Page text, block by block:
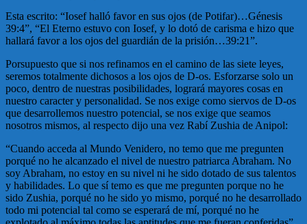
Esta escrito: “Iosef halló favor en sus ojos (de Potifar)…Génesis
39:4”, “El Eterno estuvo con Iosef, y lo dotó de carisma e hizo que
hallará favor a los ojos del guardián de la prisión…39:21”.
Porsupuesto que si nos refinamos en el camino de las siete leyes,
seremos totalmente dichosos a los ojos de D-os. Esforzarse solo un
poco, dentro de nuestras posibilidades, logrará mayores cosas en
nuestro caracter y personalidad. Se nos exige como siervos de D-os
que desarrollemos nuestro potencial, se nos exige que seamos
nosotros mismos, al respecto dijo una vez Rabí Zushia de Anipol:
“Cuando acceda al Mundo Venidero, no temo que me pregunten
porqué no he alcanzado el nivel de nuestro patriarca Abraham. No
soy Abraham, no estoy en su nivel ni he sido dotado de sus talentos
y habilidades. Lo que sí temo es que me pregunten porque no he
sido Zushia, porqué no he sido yo mismo, porqué no he desarrollado
todo mi potencial tal como se esperará de mí, porqué no he